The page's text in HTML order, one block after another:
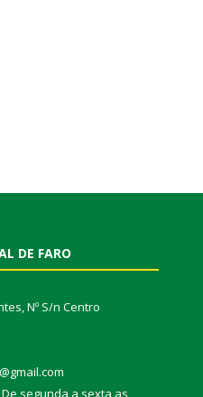
DE FARO
Nº S/n Centro
segunda a sexta as